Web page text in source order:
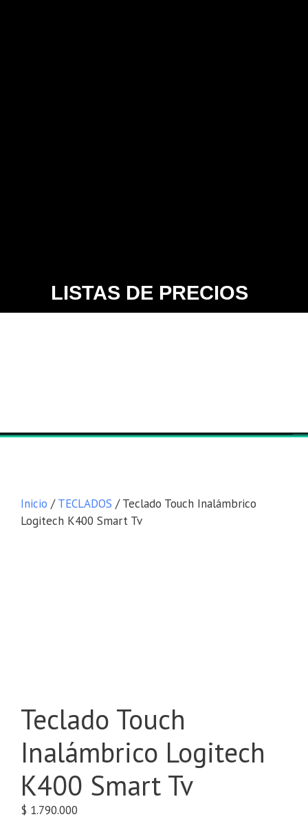
LISTAS DE PRECIOS
Inicio /TECLADOS / Teclado Touch Inalámbrico
Logitech K400 Smart Tv
Teclado Touch
Inalámbrico Logitech
K400 Smart Tv
$ 1.790.000